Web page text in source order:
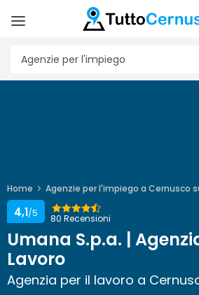
Home Agenzie per l'impiego a Cernusco
80 Recensioni
4,1/5
Umana S.p.a. |
Lavoro
Agenzia per il lavoro a